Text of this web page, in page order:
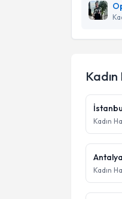
Kadın
Antalya
Kadın